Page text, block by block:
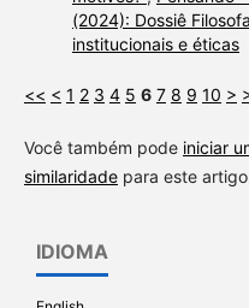
(2024): Dossiê
institucionais e éticas
<< < 1 2 3 4 5 6 7 8 9 10 >
Você também pode iniciar
similaridadepara este
IDIOMA